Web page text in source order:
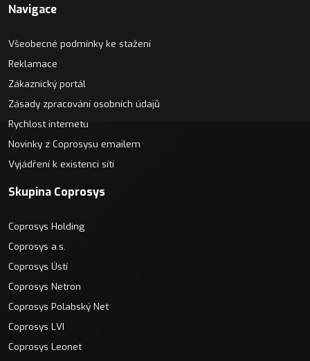
Navigace
Všeobecné podmínky ke stažení
Reklamace
Zákaznický portál
Zásady zpracování osobních údajů
Rychlost internetu
Novinky z Coprosysu emailem
Vyjádření k existenci sítí
Skupina Coprosys
Coprosys Holding
Coprosys a.s.
Coprosys Ústí
Coprosys Netron
Coprosys Polabský Net
Coprosys LVI
Coprosys Leonet